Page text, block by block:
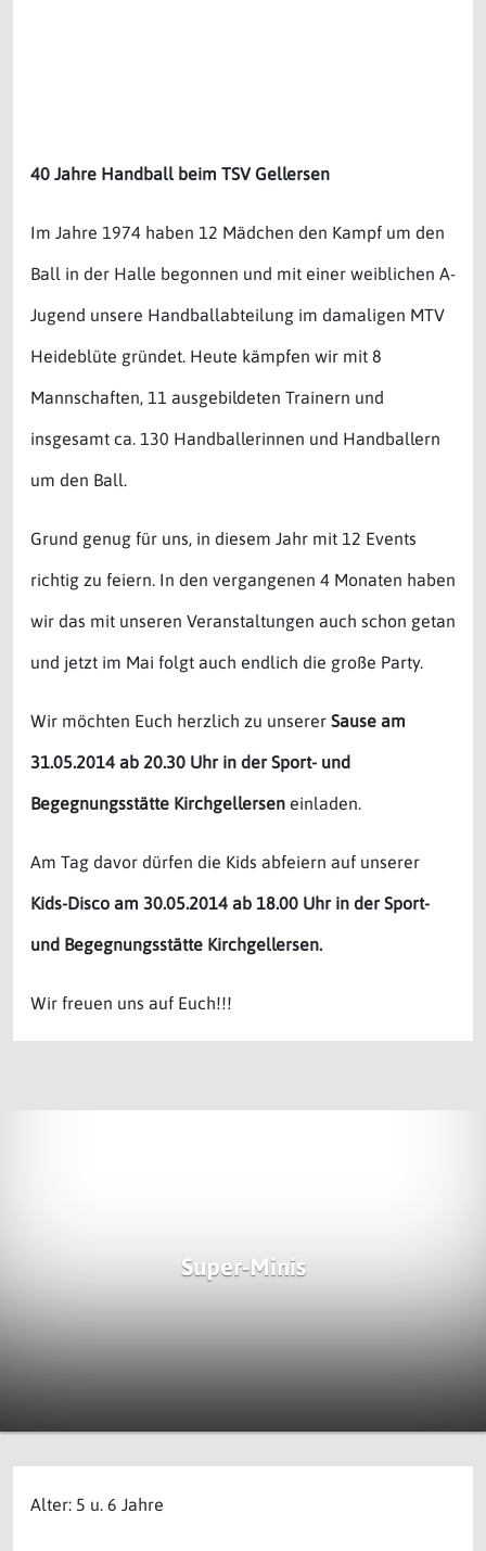
40 Jahre Handball beim TSV Gellersen
Im Jahre 1974 haben 12 Mädchen den Kampf um den
Ball in der Halle begonnen und mit einer weiblichen A-
Jugend unsere Handballabteilung im damaligen MTV
Heideblüte gründet. Heute kämpfen wir mit 8
Mannschaften, 11 ausgebildeten Trainern und
insgesamt ca. 130 Handballerinnen und Handballern
um den Ball.
Grund genug für uns, in diesem Jahr mit 12 Events
richtig zu feiern. In den vergangenen 4 Monaten haben
wir das mit unseren Veranstaltungen auch schon getan
und jetzt im Mai folgt auch endlich die große Party.
Wir möchten Euch herzlich zu unserer Sause am
31.05.2014 ab 20.30 Uhr in der Sport- und
Begegnungsstätte Kirchgellersen einladen.
Am Tag davor dürfen die Kids abfeiern auf unserer
Kids-Disco am 30.05.2014 ab 18.00 Uhr in der Sport-
und Begegnungsstätte Kirchgellersen.
Wir freuen uns auf Euch!!!
Super-Minis
Alter: 5 u. 6 Jahre